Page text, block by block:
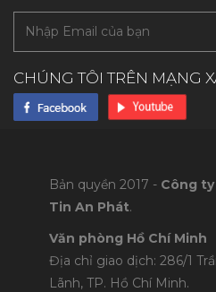
CHÚNG TÔI TRÊN MẠNG
Bản quyền 2017 - Công
Tin An Phát.
Văn phòng Hồ Chí Minh
Địa chỉ giao dịch: 286/1
Lãnh, TP. Hồ Chí Minh.